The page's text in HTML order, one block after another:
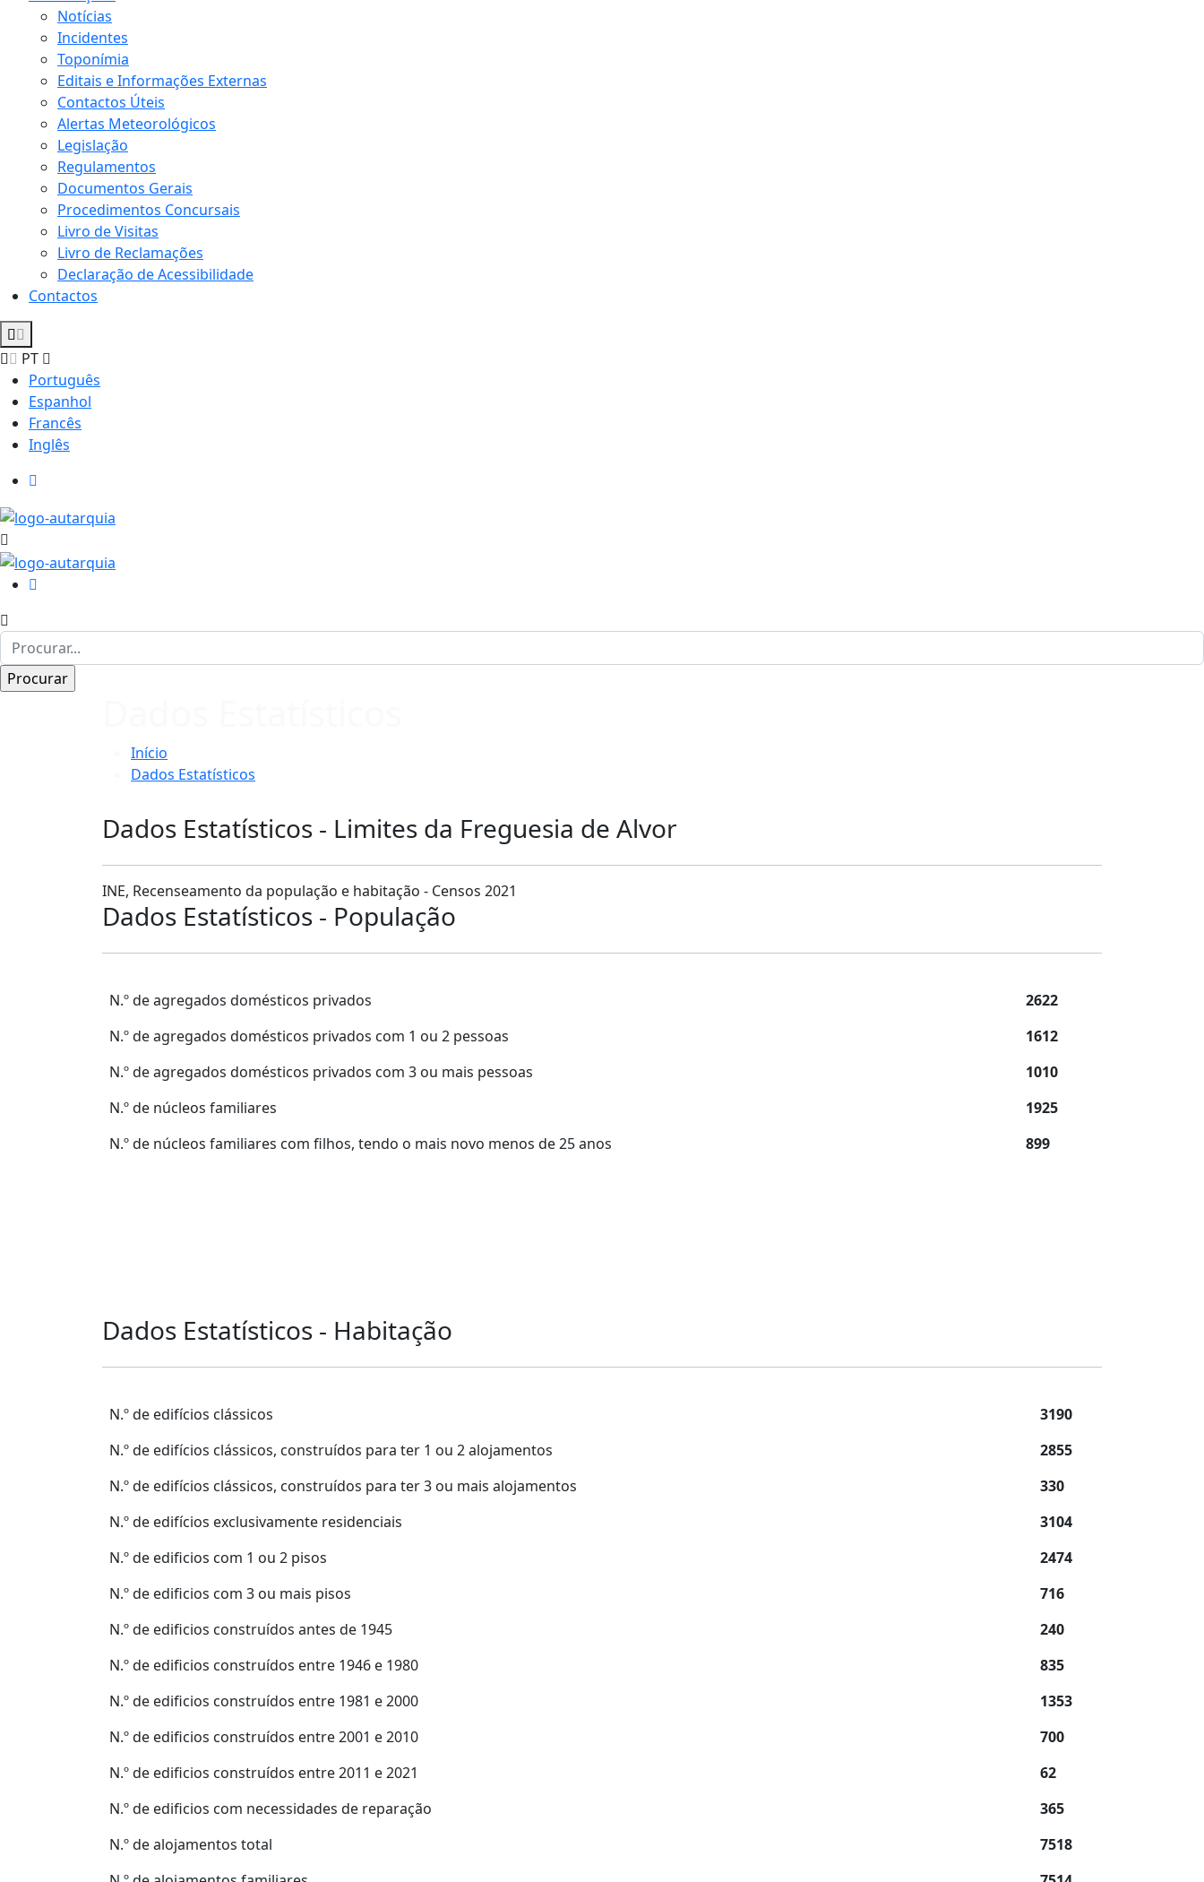
Notícias
Incidentes
Toponímia
Editais e Informações Externas
Contactos Úteis
Alertas Meteorológicos
Legislação
Regulamentos
Documentos Gerais
Procedimentos Concursais
Livro de Visitas
Livro de Reclamações
Declaração de Acessibilidade
Contactos
PT
Português
Espanhol
Francês
Inglês
Início
Dados Estatísticos
Dados Estatísticos - Limites da Freguesia de Alvor
INE, Recenseamento da população e habitação - Censos 2021
Dados Estatísticos - População
N.º de agregados domésticos privados
2622
N.º de agregados domésticos privados com 1 ou 2 pessoas
1612
N.º de agregados domésticos privados com 3 ou mais pessoas
1010
N.º de núcleos familiares
1925
N.º de núcleos familiares com filhos, tendo o mais novo menos de 25 anos
899
Dados Estatísticos - Habitação
N.º de edifícios clássicos
3190
N.º de edifícios clássicos, construídos para ter 1 ou 2 alojamentos
2855
N.º de edifícios clássicos, construídos para ter 3 ou mais alojamentos
330
N.º de edifícios exclusivamente residenciais
3104
N.º de edificios com 1 ou 2 pisos
2474
N.º de edificios com 3 ou mais pisos
716
N.º de edificios construídos antes de 1945
240
N.º de edificios construídos entre 1946 e 1980
835
N.º de edificios construídos entre 1981 e 2000
1353
N.º de edificios construídos entre 2001 e 2010
700
N.º de edificios construídos entre 2011 e 2021
62
N.º de edificios com necessidades de reparação
365
N.º de alojamentos total
7518